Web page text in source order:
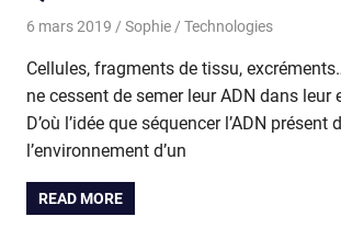
6 mars 2019 Sophie Technologies
Cellules, fragments de tissu,
ne cessent de semer leur ADN dans leur
D’où l’idée que séquencer l’ADN présent
l’environnement d’un
READ MORE